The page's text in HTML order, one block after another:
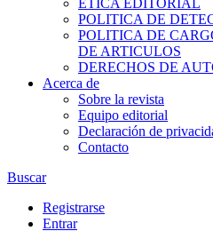
ETICA EDITORIAL
POLITICA DE
POLITICA DE
DE ARTICULOS
DERECHOS DE
Acerca de
Sobre la revista
Equipo editorial
Declaración de
Contacto
Buscar
Registrarse
Entrar